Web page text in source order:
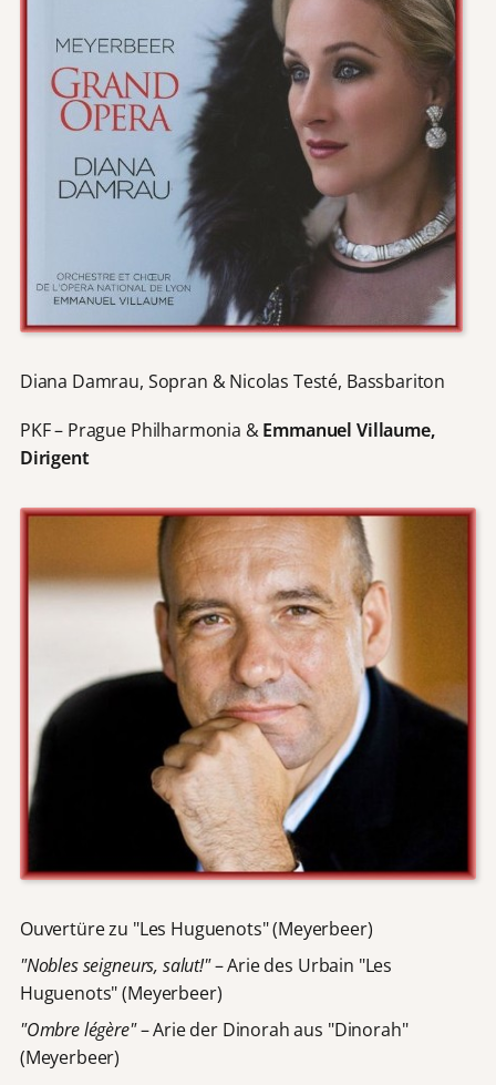
Diana Damrau, Sopran & Nicolas Testé, Bassbariton
PKF – Prague Philharmonia &Emmanuel Villaume,
Dirigent
Ouvertüre zu "Les Huguenots" (Meyerbeer)
"Nobles seigneurs, salut!"– Arie des Urbain "Les
Huguenots" (Meyerbeer)
"Ombre légère"– Arie der Dinorah aus "Dinorah"
(Meyerbeer)